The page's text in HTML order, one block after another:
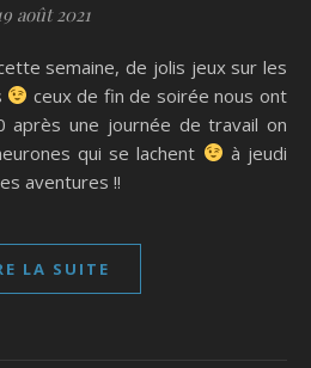
août 2021
ceux de fin de soirée nous ont
après une journée de travail on
qui se lachent
à jeudi
aventures !!
LA SUITE